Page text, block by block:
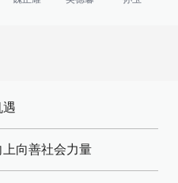
遇
向善社会力量